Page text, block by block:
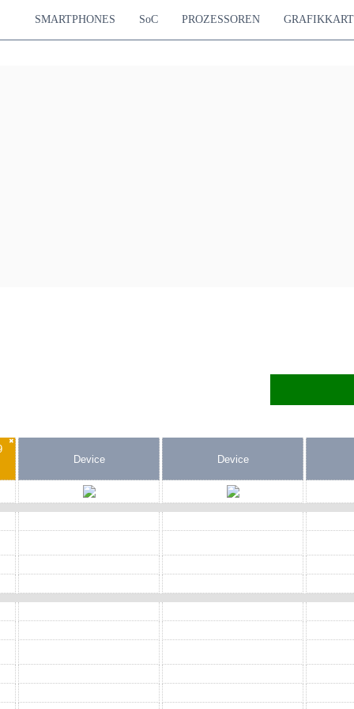
SMARTPHONES SoC PROZESSOREN
✖
Device Device